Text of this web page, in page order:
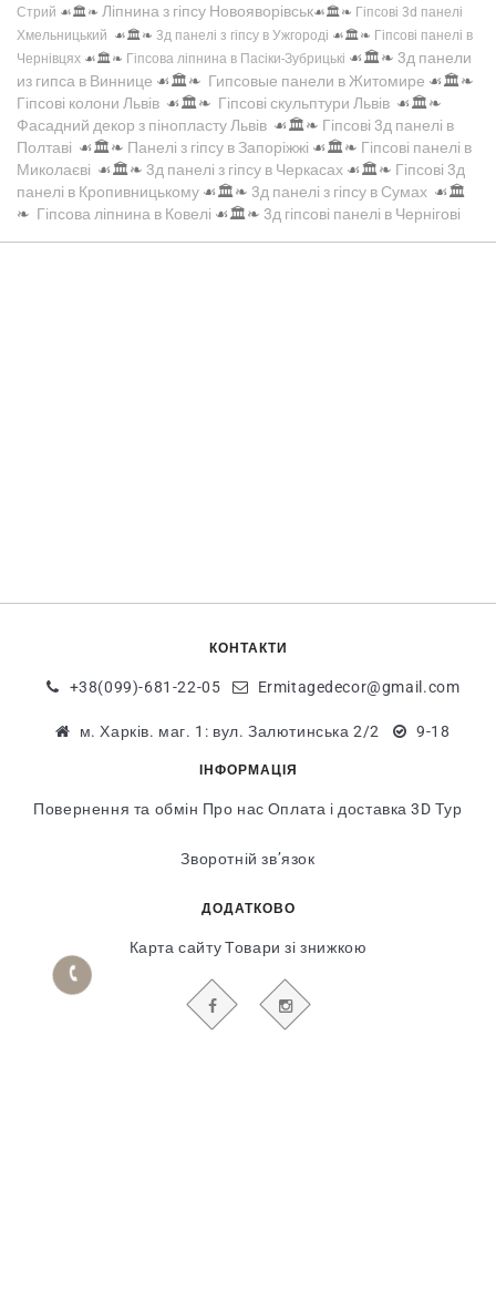
Стрий ☙🏛️❧ Ліпнина з гіпсу Новояворівськ☙🏛️❧ Гіпсові 3d панелі
Хмельницький ☙🏛️❧ 3д панелі з гіпсу в Ужгороді ☙🏛️❧ Гіпсові панелі в
Чернівцях ☙🏛️❧ Гіпсова ліпнина в Пасіки-Зубрицькі ☙🏛️❧ 3д панели
из гипса в Виннице ☙🏛️❧ Гипсовые панели в Житомире ☙🏛️❧
Гіпсові колони Львів ☙🏛️❧ Гіпсові скульптури Львів ☙🏛️❧
Фасадний декор з пінопласту Львів ☙🏛️❧ Гіпсові 3д панелі в
Полтаві ☙🏛️❧ Панелі з гіпсу в Запоріжжі ☙🏛️❧ Гіпсові панелі в
Миколаєві ☙🏛️❧ 3д панелі з гіпсу в Черкасах ☙🏛️❧ Гіпсові 3д
панелі в Кропивницькому ☙🏛️❧ 3д панелі з гіпсу в Сумах ☙🏛️
❧ Гіпсова ліпнина в Ковелі ☙🏛️❧ 3д гіпсові панелі в Чернігові
КОНТАКТИ
+38(099)-681-22-05 Ermitagedecor@gmail.com
м. Харків. маг. 1: вул. Залютинська 2/2 9-18
ІНФОРМАЦІЯ
Повернення та обмін Про нас Оплата і доставка 3D Тур
Зворотній зв’язок
ДОДАТКОВО
Карта сайту Товари зі знижкою